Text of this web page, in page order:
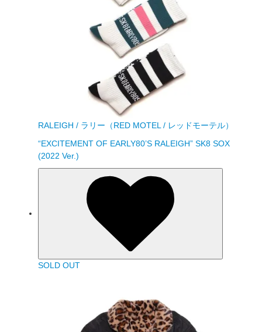
RALEIGH / ラリー（RED MOTEL / レッドモーテル）
“EXCITEMENT OF EARLY80’S RALEIGH” SK8 SOX
(2022 Ver.)
SOLD OUT